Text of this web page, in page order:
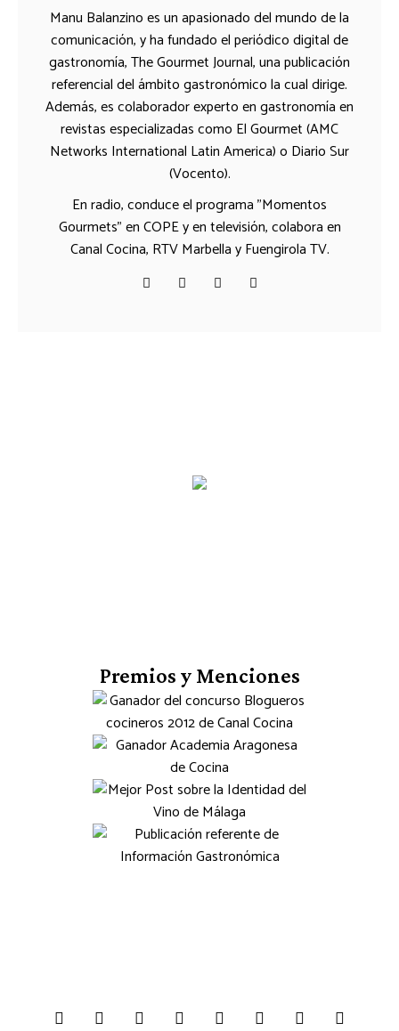
Manu Balanzino es un apasionado del mundo de la
comunicación, y ha fundado el periódico digital de
gastronomía, The Gourmet Journal, una publicación
referencial del ámbito gastronómico la cual dirige.
Además, es colaborador experto en gastronomía en
revistas especializadas como El Gourmet (AMC
Networks International Latin America) o Diario Sur
(Vocento).
En radio, conduce el programa "Momentos
Gourmets" en COPE y en televisión, colabora en
Canal Cocina, RTV Marbella y Fuengirola TV.
Premios y Menciones